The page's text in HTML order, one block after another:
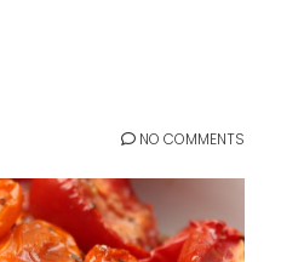
NO COMMENTS